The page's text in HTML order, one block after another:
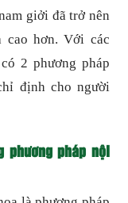
giởi đã trở nên
cao hơn. Với các
2 phương pháp
định cho người
pháp nội